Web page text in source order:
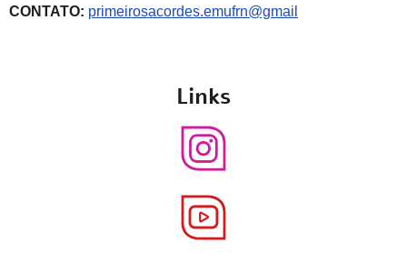
CONTATO: primeirosacordes.emufrn@gmail
Links